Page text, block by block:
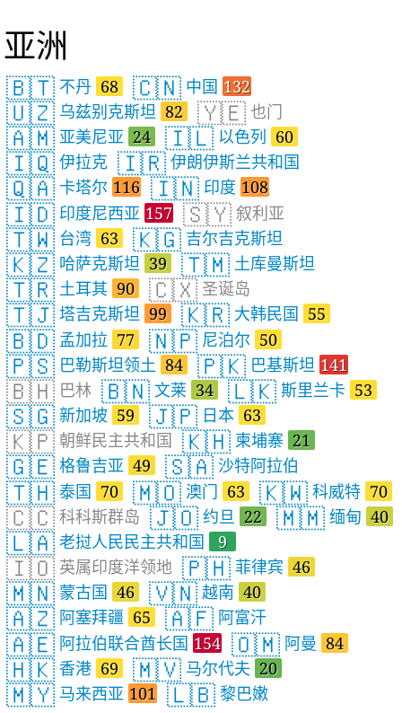
亚洲
🇧🇹 不丹 68 🇨🇳 中国 132
🇺🇿 乌兹别克斯坦 82 🇾🇪 也门
🇦🇲 亚美尼亚 24 🇮🇱 以色列 60
🇮🇶 伊拉克 🇮🇷 伊朗伊斯兰共和国
🇶🇦 卡塔尔 116 🇮🇳 印度 108
🇮🇩 印度尼西亚 157 🇸🇾 叙利亚
🇹🇼 台湾 63 🇰🇬 吉尔吉克斯坦
🇰🇿 哈萨克斯坦 39 🇹🇲 土库曼斯坦
🇹🇷 土耳其 90 🇨🇽 圣诞岛
🇹🇯 塔吉克斯坦 99 🇰🇷 大韩民国 55
🇧🇩 孟加拉 77 🇳🇵 尼泊尔 50
🇵🇸 巴勒斯坦领土 84 🇵🇰 巴基斯坦 141
🇧🇭 巴林 🇧🇳 文莱 34 🇱🇰 斯里兰卡 53
🇸🇬 新加坡 59 🇯🇵 日本 63
🇰🇵 朝鲜民主共和国 🇰🇭 柬埔寨 21
🇬🇪 格鲁吉亚 49 🇸🇦 沙特阿拉伯
🇹🇭 泰国 70 🇲🇴 澳门 63 🇰🇼 科威特 70
🇨🇨 科科斯群岛 🇯🇴 约旦 22 🇲🇲 缅甸 40
🇱🇦 老挝人民民主共和国 9
🇮🇴 英属印度洋领地 🇵🇭 菲律宾 46
🇲🇳 蒙古国 46 🇻🇳 越南 40
🇦🇿 阿塞拜疆 65 🇦🇫 阿富汗
🇦🇪 阿拉伯联合酋长国 154 🇴🇲 阿曼 84
🇭🇰 香港 69 🇲🇻 马尔代夫 20
🇲🇾 马来西亚 101 🇱🇧 黎巴嫩